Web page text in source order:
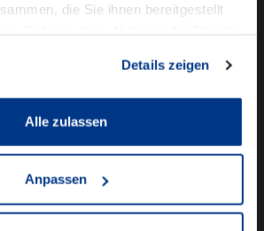
die Sie ihnen bereitgestellt
Details zeigen
Alle zulassen
Anpassen